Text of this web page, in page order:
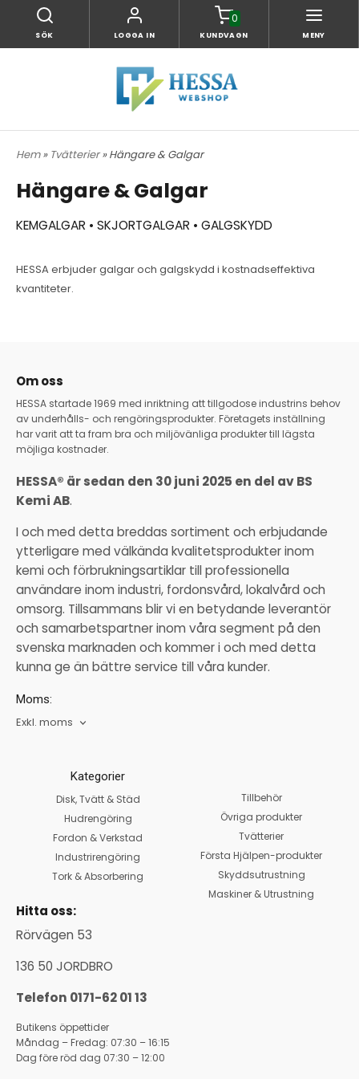
SÖK LOGGA IN
0
KUNDVAGN MENY
Hem» Tvätterier» Hängare & Galgar
Hängare & Galgar
KEMGALGAR • SKJORTGALGAR • GALGSKYDD
HESSA erbjuder galgar och galgskydd i kostnadseffektiva
kvantiteter.
Om oss
HESSA startade 1969 med inriktning att tillgodose industrins behov
av underhålls- och rengöringsprodukter. Företagets inställning
har varit att ta fram bra och miljövänliga produkter till lägsta
möjliga kostnader.
HESSA® är sedan den 30 juni 2025 en del av BS
Kemi AB.
I och med detta breddas sortiment och erbjudande
ytterligare med välkända kvalitetsprodukter inom
kemi och förbrukningsartiklar till professionella
användare inom industri, fordonsvård, lokalvård och
omsorg. Tillsammans blir vi en betydande leverantör
och samarbetspartner inom våra segment på den
svenska marknaden och kommer i och med detta
kunna ge än bättre service till våra kunder.
Moms:
Exkl. moms
Kategorier
Disk, Tvätt & Städ
Hudrengöring
Fordon & Verkstad
Industrirengöring
Tork & Absorbering
Hitta oss:
Rörvägen 53
136 50 JORDBRO
Telefon 0171-62 01 13
Butikens öppettider
Måndag – Fredag: 07:30 – 16:15
Dag före röd dag 07:30 – 12:00
Tillbehör
Övriga produkter
Tvätterier
Första Hjälpen-produkter
Skyddsutrustning
Maskiner & Utrustning